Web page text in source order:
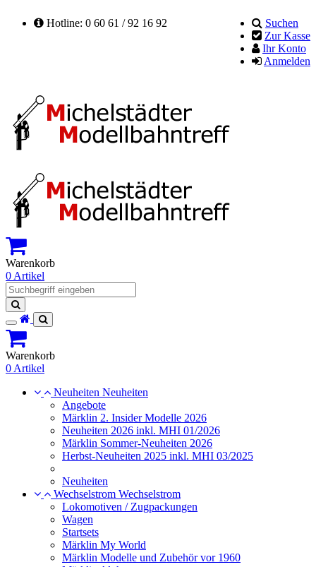
Hotline: 0 60 61 / 92 16 92
Suchen
Zur Kasse
Ihr Konto
Anmelden
Warenkorb
0 Artikel
Suchen
Toggle
navigation
Warenkorb
0 Artikel
Neuheiten Neuheiten
Angebote
Märklin 2. Insider Modelle 2026
Neuheiten 2026 inkl. MHI 01/2026
Märklin Sommer-Neuheiten 2026
Herbst-Neuheiten 2025 inkl. MHI 03/2025
Neuheiten
Wechselstrom Wechselstrom
Lokomotiven / Zugpackungen
Wagen
Startsets
Märklin My World
Märklin Modelle und Zubehör vor 1960